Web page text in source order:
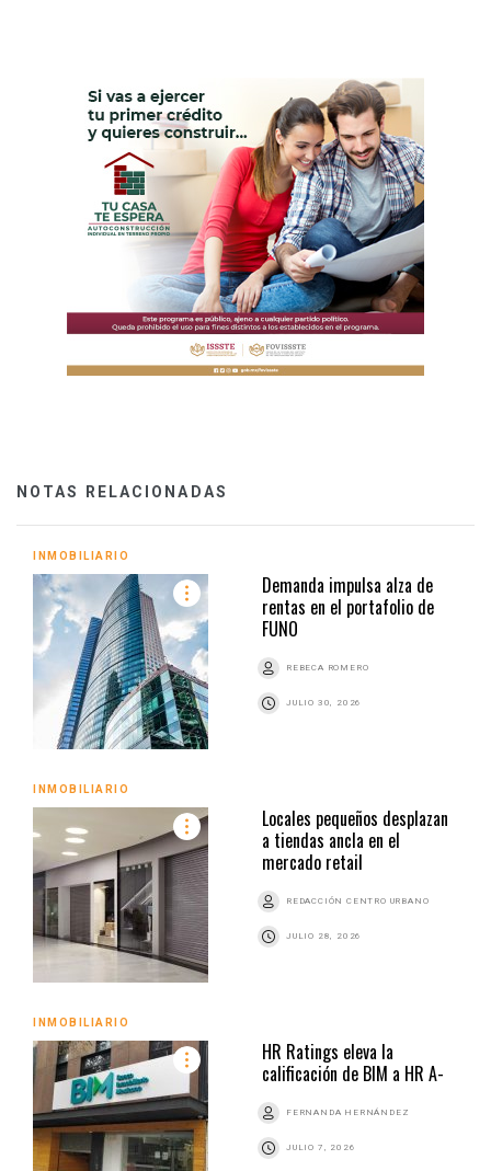
NOTAS RELACIONADAS
INMOBILIARIO
Demanda impulsa alza de
rentas en el portafolio de
FUNO
REBECA ROMERO
JULIO 30, 2026
INMOBILIARIO
Locales pequeños desplazan
a tiendas ancla en el
mercado retail
REDACCIÓN CENTRO URBANO
JULIO 28, 2026
INMOBILIARIO
HR Ratings eleva la
calificación de BIM a HR A-
FERNANDA HERNÁNDEZ
JULIO 7, 2026